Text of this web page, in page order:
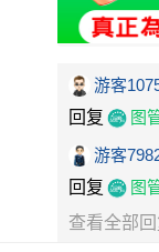
游客
回复
图
游客
回复
图
查看全部